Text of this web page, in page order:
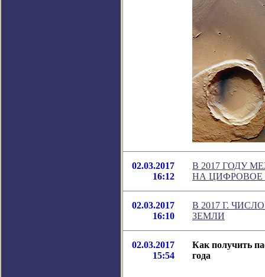
02.03.2017
16:12
В 2017 ГОДУ
НА ЦИФРОВОЕ
02.03.2017
16:10
В 2017 Г.
ЗЕМЛИ
02.03.2017
15:54
Как получить
года